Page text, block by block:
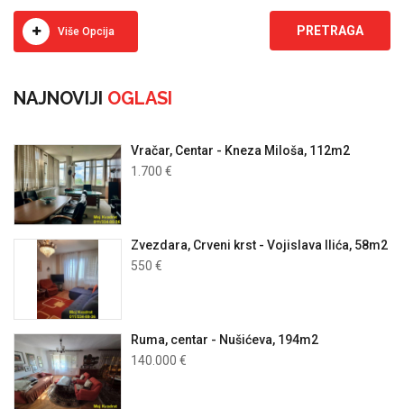
Više Opcija
NAJNOVIJI OGLASI
Vračar, Centar - Kneza Miloša, 112m2
1.700 €
Zvezdara, Crveni krst - Vojislava Ilića, 58m2
550 €
Ruma, centar - Nušićeva, 194m2
140.000 €